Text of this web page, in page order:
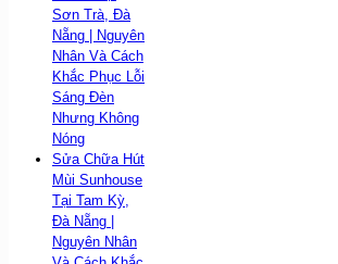
Sơn Trà, Đà
Nẵng | Nguyên
Nhân Và Cách
Khắc Phục Lỗi
Sáng Đèn
Nhưng Không
Nóng
Sửa Chữa Hút
Mùi Sunhouse
Tại Tam Kỳ,
Đà Nẵng |
Nguyên Nhân